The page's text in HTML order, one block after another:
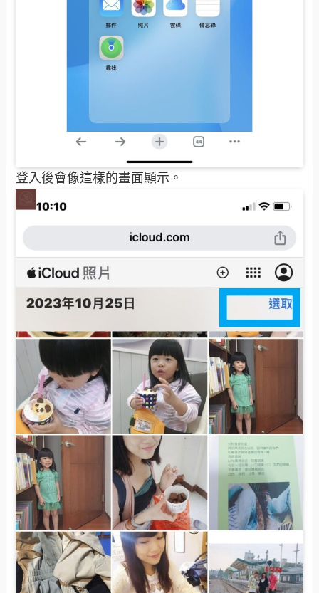
登入後會像這樣的畫面顯示。